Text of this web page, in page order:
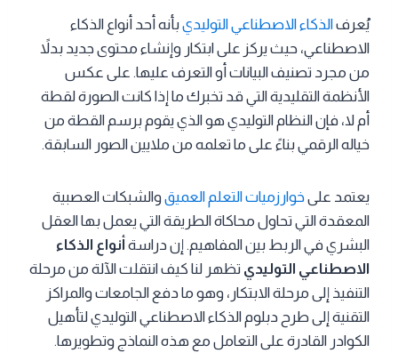
يُعرفالذكاء الاصطناعي التوليديبأنه أحد أنواع الذكاء
الاصطناعي، حيث يركز على ابتكار وإنشاء محتوى جديد بدلاً
من مجرد تصنيف البيانات أو التعرف عليها. على عكس
الأنظمة التقليدية التي قد تخبرك ما إذا كانت الصورة لقطة
أم لا، فإن النظام التوليدي هو الذي يقوم برسم القطة من
خياله الرقمي بناءً على ما تعلمه من ملايين الصور السابقة.
يعتمد علىخوارزميات التعلم العميقوالشبكات العصبية
المعقدة التي تحاول محاكاة الطريقة التي يعمل بها العقل
البشري في الربط بين المفاهيم. إن دراسة أنواع الذكاء
الاصطناعي التوليدي تظهر لنا كيف انتقلت الآلة من مرحلة
التنفيذ إلى مرحلة الابتكار، وهو ما دفع الجامعات والمراكز
التقنية إلى طرح دبلوم الذكاء الاصطناعي التوليدي لتأهيل
الكوادر القادرة على التعامل مع هذه النماذج وتطويرها.